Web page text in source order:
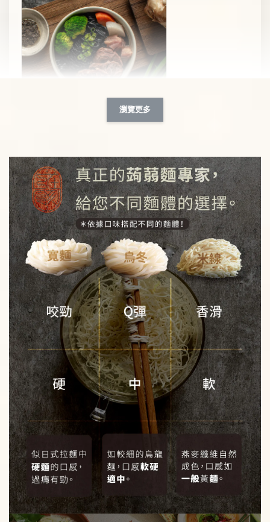
NT$ 359
NT$ 499
- +
加入購物車
蒟蒻麵加價購
瀏覽全部
乾麵-蔥爆秘醬蒟蒻米線
NT$ 99
NT$ 119
- +
湯麵-蛤蜊海鮮蒟蒻白麵
NT$ 99
NT$ 119
- +
加入購物車
瀏覽更多